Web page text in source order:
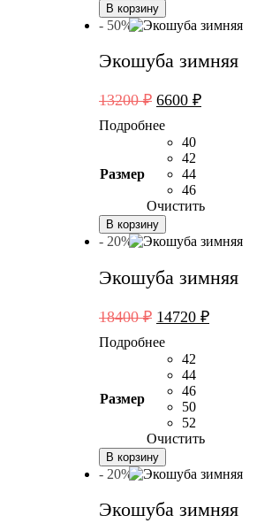
В корзину
- 50%
Экошуба зимняя
13200₽ Первоначальная
составляла
13200 ₽.
6600 ₽Текущая
Подробнее
Размер
40
42
44
46
Очистить
В корзину
- 20%
Экошуба зимняя
18400₽ Первоначальная
составляла
18400 ₽.
14720 ₽Текущая
Подробнее
Размер
42
44
46
50
52
Очистить
В корзину
- 20%
Экошуба зимняя